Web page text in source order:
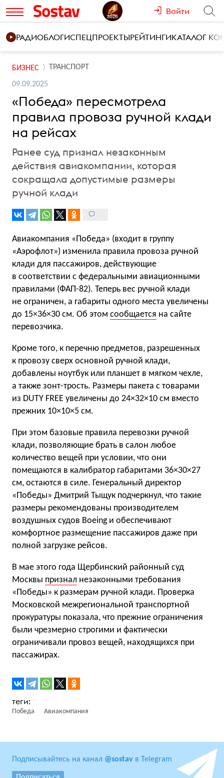
Войти
РАДИОБЛОГИСПЕЦПРОЕКТЫРЕЙТИНГИКАТАЛОГ
БИЗНЕС ТРАНСПОРТ
09.09.2025
«Победа» пересмотрела
правила провоза ручной клади
на рейсах
Ранее суд признал незаконным
действия авиакомпании, которая
сокращала допустимые размеры
ручной клади
Авиакомпания «Победа» (входит в группу
«Аэрофлот») изменила правила провоза ручной
клади для пассажиров, действующие
в соответствии с федеральными авиационными
правилами (ФАП-82). Теперь вес ручной клади
не ограничен, а габариты одного места увеличены
до 15×36×30 см. Об этом сообщается на сайте
перевозчика.
Кроме того, к перечню предметов, разрешенных
к провозу сверх основной ручной клади,
добавлены ноутбук или планшет в мягком чехле,
а также зонт-трость. Размеры пакета с товарами
из DUTY FREE увеличены до 24×32×10 см вместо
прежних 10×10×5 см.
При этом базовые правила перевозки ручной
клади, позволяющие брать в салон любое
количество вещей при условии, что они
помещаются в калибратор габаритами 36×30×27
см, остаются в силе. Генеральный директор
«Победы» Дмитрий Тыщук подчеркнул, что такие
размеры рекомендованы производителем
воздушных судов Boeing и обеспечивают
комфортное размещение пассажиров даже при
полной загрузке рейсов.
В мае этого года Щербинский районный суд
Москвы признал незаконными требования
«Победы» к размерам ручной клади. Проверка
Московской межрегиональной транспортной
прокуратуры показала, что прежние ограничения
были чрезмерно строгими и фактически
ограничивали провоз вещей, находящихся при
пассажирах.
Победа Авиакомпания
Подписывайтесь на канал @sostav в Telegram